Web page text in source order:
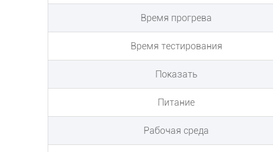
Время прогрева
Время тестирования
Показать
Питание
Рабочая среда